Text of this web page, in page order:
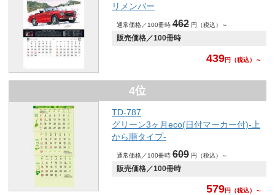
リメンバー
通常価格／100冊時 462 円（税込）～
販売価格／100冊時
439円 （税込）～
4位
TD-787
グリーン3ヶ月eco(日付マーカー付)-上
から順タイプ-
通常価格／100冊時 609 円（税込）～
販売価格／100冊時
579円 （税込）～